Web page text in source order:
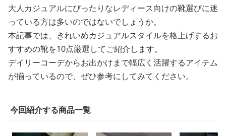
大人カジュアルにぴったりなレディース向けの靴選びに迷
っている方は多いのではないでしょうか。
本記事では、きれいめカジュアルスタイルを格上げするお
すすめの靴を10点厳選してご紹介します。
デイリーコーデからお出かけまで幅広く活躍するアイテム
が揃っているので、ぜひ参考にしてみてください。
今回紹介する商品一覧